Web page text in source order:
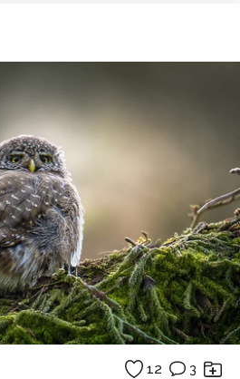
12 3